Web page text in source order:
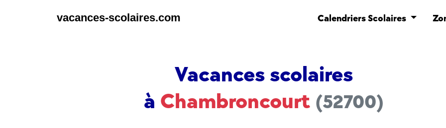
vacances-scolaires.com Calendriers Scolaires
Vacances scolaires
à Chambroncourt (52700)